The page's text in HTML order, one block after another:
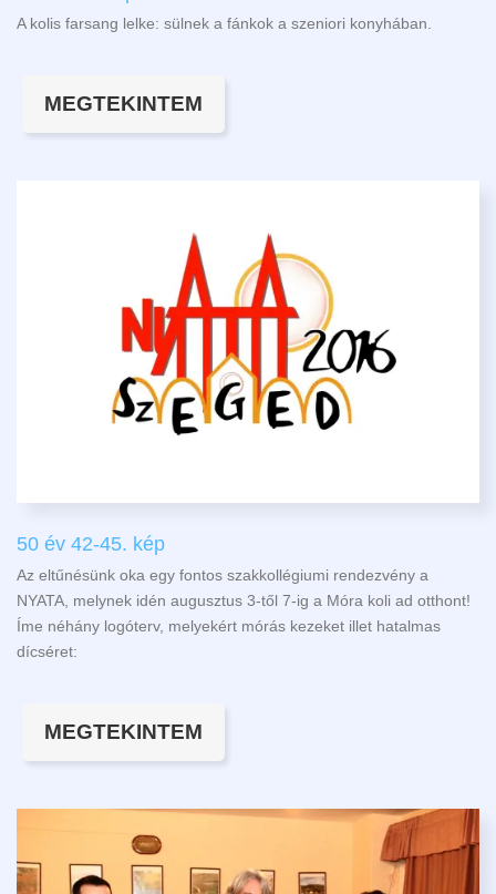
A kolis farsang lelke: sülnek a fánkok a szeniori konyhában.
MEGTEKINTEM
50 év 42-45. kép
Az eltűnésünk oka egy fontos szakkollégiumi rendezvény a
NYATA, melynek idén augusztus 3-től 7-ig a Móra koli ad otthont!
Íme néhány logóterv, melyekért mórás kezeket illet hatalmas
dícséret:
MEGTEKINTEM